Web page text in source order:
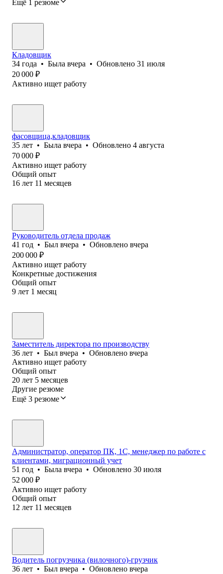
Ещё 1 резюме
Кладовщик
34 года • Была вчера • Обновлено 31 июля
20 000 ₽
Активно ищет работу
фасовщица,кладовщик
35 лет • Была вчера • Обновлено 4 августа
70 000 ₽
Активно ищет работу
Общий опыт
16 лет 11 месяцев
Руководитель отдела продаж
41 год • Был вчера • Обновлено вчера
200 000 ₽
Активно ищет работу
Конкретные достижения
Общий опыт
9 лет 1 месяц
Заместитель директора по производству
36 лет • Был вчера • Обновлено вчера
Активно ищет работу
Общий опыт
20 лет 5 месяцев
Другие резюме
Ещё 3 резюме
Администратор, оператор ПК, 1С, менеджер по работе с
клиентами, миграционный учет
51 год • Была вчера • Обновлено 30 июля
52 000 ₽
Активно ищет работу
Общий опыт
12 лет 11 месяцев
Водитель погрузчика (вилочного)-грузчик
36 лет • Был вчера • Обновлено вчера